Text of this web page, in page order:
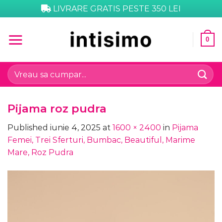
to
LIVRARE GRATIS PESTE 350 LEI
0
Caută
după:
Pijama roz pudra
Published iunie 4, 2025 at 1600 × 2400 in Pijama
Femei, Trei Sferturi, Bumbac, Beautiful, Marime
Mare, Roz Pudra